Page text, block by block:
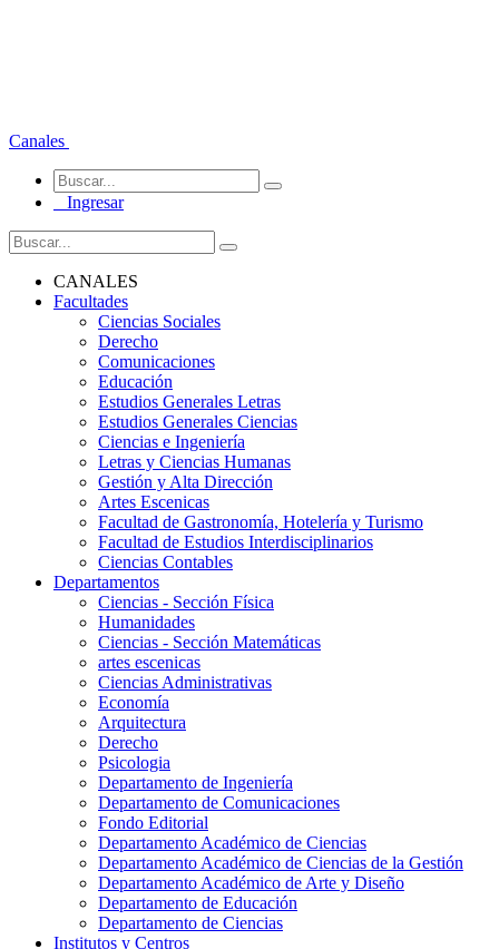
Canales
Ingresar
CANALES
Facultades
Ciencias Sociales
Derecho
Comunicaciones
Educación
Estudios Generales Letras
Estudios Generales Ciencias
Ciencias e Ingeniería
Letras y Ciencias Humanas
Gestión y Alta Dirección
Artes Escenicas
Facultad de Gastronomía, Hotelería y Turismo
Facultad de Estudios Interdisciplinarios
Ciencias Contables
Departamentos
Ciencias - Sección Física
Humanidades
Ciencias - Sección Matemáticas
artes escenicas
Ciencias Administrativas
Economía
Arquitectura
Derecho
Psicologia
Departamento de Ingeniería
Departamento de Comunicaciones
Fondo Editorial
Departamento Académico de Ciencias
Departamento Académico de Ciencias de la Gestión
Departamento Académico de Arte y Diseño
Departamento de Educación
Departamento de Ciencias
Institutos y Centros